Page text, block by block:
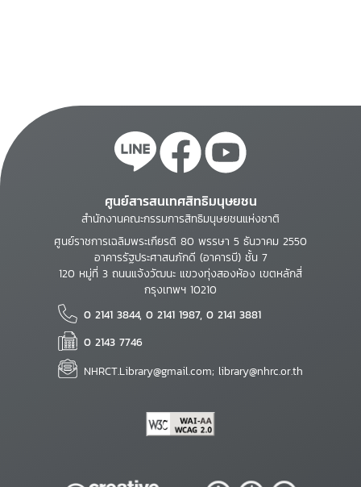
ศูนย์สารสนเทศสิทธิมนุษยชน
สำนักงานคณะกรรมการสิทธิมนุษยชนแห่งชาติ
ศูนย์ราชการเฉลิมพระเกียรติ 80 พรรษา 5 ธันวาคม 2550
อาคารรัฐประศาสนภักดี (อาคารบี) ชั้น 7
120 หมู่ที่ 3 ถนนแจ้งวัฒนะ แขวงทุ่งสองห้อง เขตหลักสี่
กรุงเทพฯ 10210
0 2141 3844, 0 2141 1987, 0 2141 3881
0 2143 7746
NHRCT.Library@gmail.com; library@nhrc.or.th